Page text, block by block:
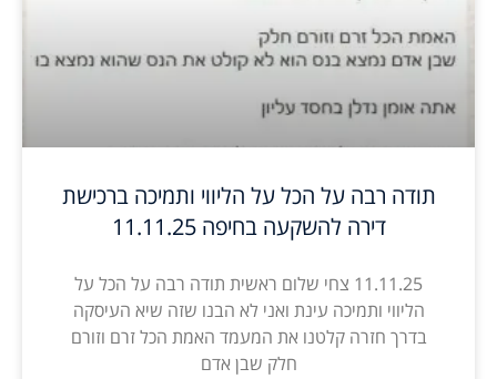
תודה רבה על הכל על הליווי ותמיכה ברכישת
דירה להשקעה בחיפה 11.11.25
11.11.25 צחי שלום ראשית תודה רבה על הכל על
הליווי ותמיכה עינת ואני לא הבנו שזה שיא העיסקה
בדרך חזרה קלטנו את המעמד האמת הכל זרם וזורם
חלק שבן אדם